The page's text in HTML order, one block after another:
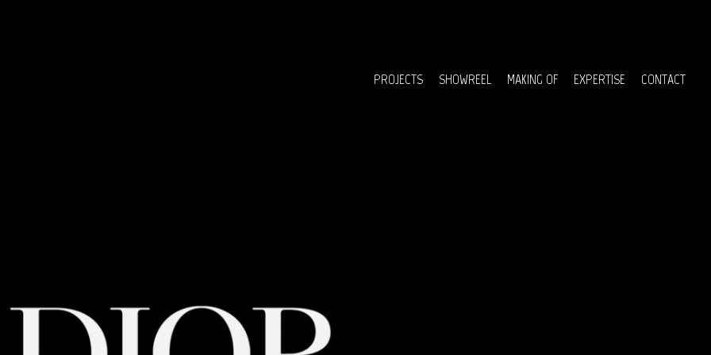
PROJECTS
SHOWREEL MAKING OF EXPERTISE CONTACT